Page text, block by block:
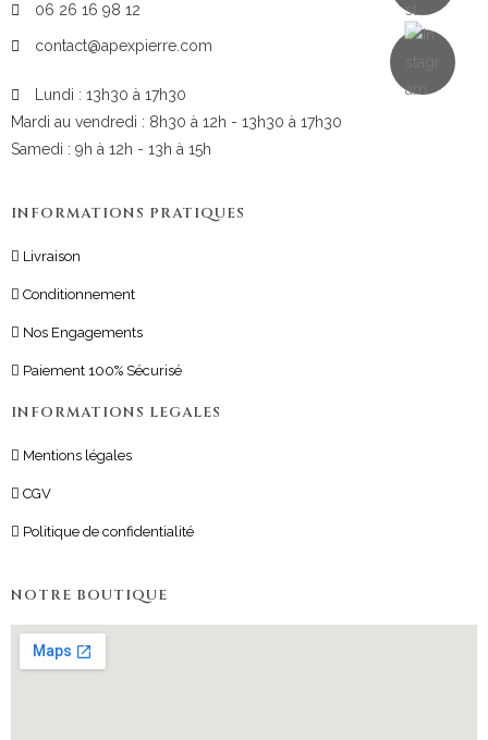
06 26 16 98 12
contact@apexpierre.com
Lundi : 13h30 à 17h30
Mardi au vendredi : 8h30 à 12h - 13h30 à 17h30
Samedi : 9h à 12h - 13h à 15h
INFORMATIONS PRATIQUES
Livraison
Conditionnement
Nos Engagements
Paiement 100% Sécurisé
INFORMATIONS LEGALES
Mentions légales
CGV
Politique de confidentialité
NOTRE BOUTIQUE